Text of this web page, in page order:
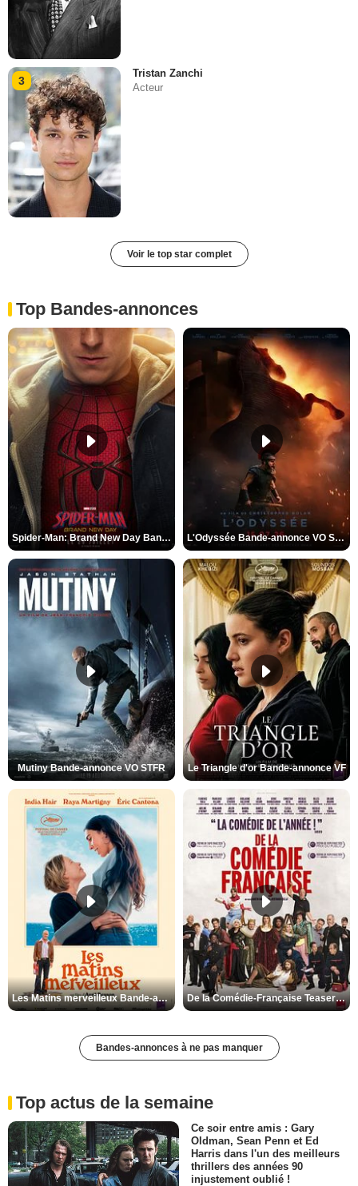
3
Tristan Zanchi
Acteur
Voir le top star complet
Top Bandes-annonces
Spider-Man: Brand New Day Bande-annonce VO STFR L'Odyssée Bande-annonce VO STFR
Mutiny Bande-annonce VO STFR Le Triangle d'or Bande-annonce VF
Les Matins merveilleux Bande-annonce VF De la Comédie-Française Teaser VF
Bandes-annonces à ne pas manquer
Top actus de la semaine
Ce soir entre amis : Gary
Oldman, Sean Penn et Ed
Harris dans l'un des meilleurs
thrillers des années 90
injustement oublié !